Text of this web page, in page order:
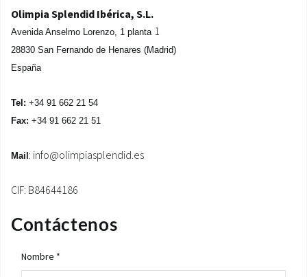
CONTACTA CON NOSOTROS
MONDE OS
ÁREA DE DESCARGA
Olimpia Splendid Ibérica, S.L.
Avenida Anselmo Lorenzo, 1 planta 1
28830 San Fernando de Henares (Madrid)
España
Tel: +34 91 662 21 54
Fax: +34 91 662 21 51
Mail : info@olimpiasplendid.es
CIF: B84644186
Contáctenos
Nombre *